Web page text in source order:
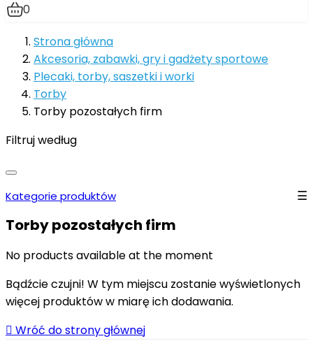
0
Strona główna
Akcesoria, zabawki, gry i gadżety sportowe
Plecaki, torby, saszetki i worki
Torby
Torby pozostałych firm
Filtruj według
Kategorie produktów
Torby pozostałych firm
No products available at the moment
Bądźcie czujni! W tym miejscu zostanie wyświetlonych
więcej produktów w miarę ich dodawania.
 Wróć do strony głównej